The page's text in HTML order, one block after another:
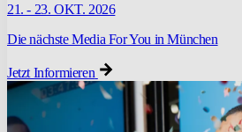
21. - 23. OKT. 2026
Die nächste Media For You in München
Jetzt Informieren